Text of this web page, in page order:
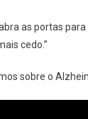
as portas
cedo.”
sobre o